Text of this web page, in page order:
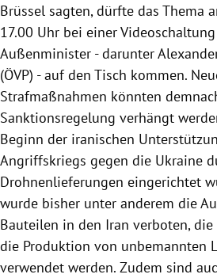
Brüssel sagten, dürfte das Thema
17.00 Uhr bei einer
Außenminister - darunter
(ÖVP) - auf den Tisch kommen.
Strafmaßnahmen könnten
Sanktionsregelung verhängt
Beginn der iranischen
Angriffskriegs gegen die Ukraine
Drohnenlieferungen eingerichtet
wurde bisher unter anderem die
Bauteilen in den Iran verboten,
die Produktion von unbemannten
verwendet werden. Zudem sind